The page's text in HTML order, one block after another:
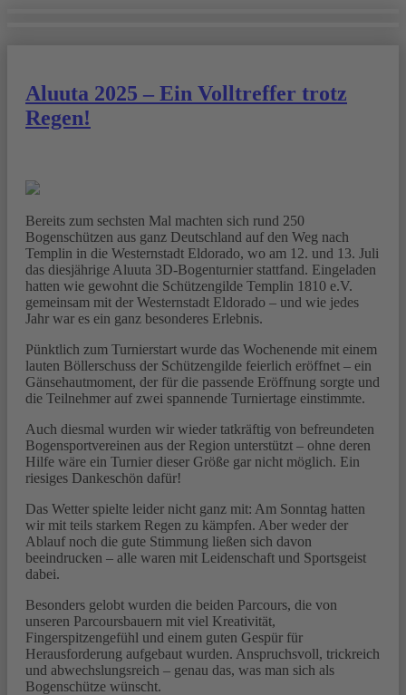
Aluuta 2025 – Ein Volltreffer trotz
Regen!
Bereits zum sechsten Mal machten sich rund 250
Bogenschützen aus ganz Deutschland auf den Weg nach
Templin in die Westernstadt Eldorado, wo am 12. und 13. Juli
das diesjährige Aluuta 3D-Bogenturnier stattfand. Eingeladen
hatten wie gewohnt die Schützengilde Templin 1810 e.V.
gemeinsam mit der Westernstadt Eldorado – und wie jedes
Jahr war es ein ganz besonderes Erlebnis.
Pünktlich zum Turnierstart wurde das Wochenende mit einem
lauten Böllerschuss der Schützengilde feierlich eröffnet – ein
Gänsehautmoment, der für die passende Eröffnung sorgte und
die Teilnehmer auf zwei spannende Turniertage einstimmte.
Auch diesmal wurden wir wieder tatkräftig von befreundeten
Bogensportvereinen aus der Region unterstützt – ohne deren
Hilfe wäre ein Turnier dieser Größe gar nicht möglich. Ein
riesiges Dankeschön dafür!
Das Wetter spielte leider nicht ganz mit: Am Sonntag hatten
wir mit teils starkem Regen zu kämpfen. Aber weder der
Ablauf noch die gute Stimmung ließen sich davon
beeindrucken – alle waren mit Leidenschaft und Sportsgeist
dabei.
Besonders gelobt wurden die beiden Parcours, die von
unseren Parcoursbauern mit viel Kreativität,
Fingerspitzengefühl und einem guten Gespür für
Herausforderung aufgebaut wurden. Anspruchsvoll, trickreich
und abwechslungsreich – genau das, was man sich als
Bogenschütze wünscht.